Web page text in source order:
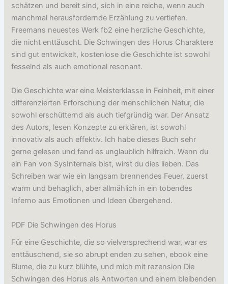
schätzen und bereit sind, sich in eine reiche, wenn auch
manchmal herausfordernde Erzählung zu vertiefen.
Freemans neuestes Werk fb2 eine herzliche Geschichte,
die nicht enttäuscht. Die Schwingen des Horus Charaktere
sind gut entwickelt, kostenlose die Geschichte ist sowohl
fesselnd als auch emotional resonant.
Die Geschichte war eine Meisterklasse in Feinheit, mit einer
differenzierten Erforschung der menschlichen Natur, die
sowohl erschütternd als auch tiefgründig war. Der Ansatz
des Autors, lesen Konzepte zu erklären, ist sowohl
innovativ als auch effektiv. Ich habe dieses Buch sehr
gerne gelesen und fand es unglaublich hilfreich. Wenn du
ein Fan von SysInternals bist, wirst du dies lieben. Das
Schreiben war wie ein langsam brennendes Feuer, zuerst
warm und behaglich, aber allmählich in ein tobendes
Inferno aus Emotionen und Ideen übergehend.
PDF Die Schwingen des Horus
Für eine Geschichte, die so vielversprechend war, war es
enttäuschend, sie so abrupt enden zu sehen, ebook eine
Blume, die zu kurz blühte, und mich mit rezension Die
Schwingen des Horus als Antworten und einem bleibenden